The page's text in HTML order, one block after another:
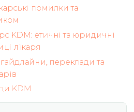
помилки та
KDM: етичні та юридичні
лікаря
гайдлайни, переклади та
KDM